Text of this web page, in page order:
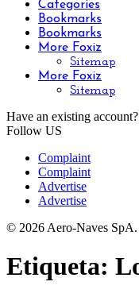
Categories
Bookmarks
Bookmarks
More Foxiz
Sitemap
More Foxiz
Sitemap
Have an existing account?
Follow US
Complaint
Complaint
Advertise
Advertise
© 2026 Aero-Naves
Etiqueta: